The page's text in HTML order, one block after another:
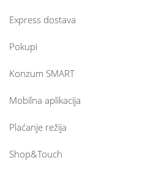
Express dostava
Pokupi
Konzum SMART
Mobilna aplikacija
Plaćanje režija
Shop&Touch